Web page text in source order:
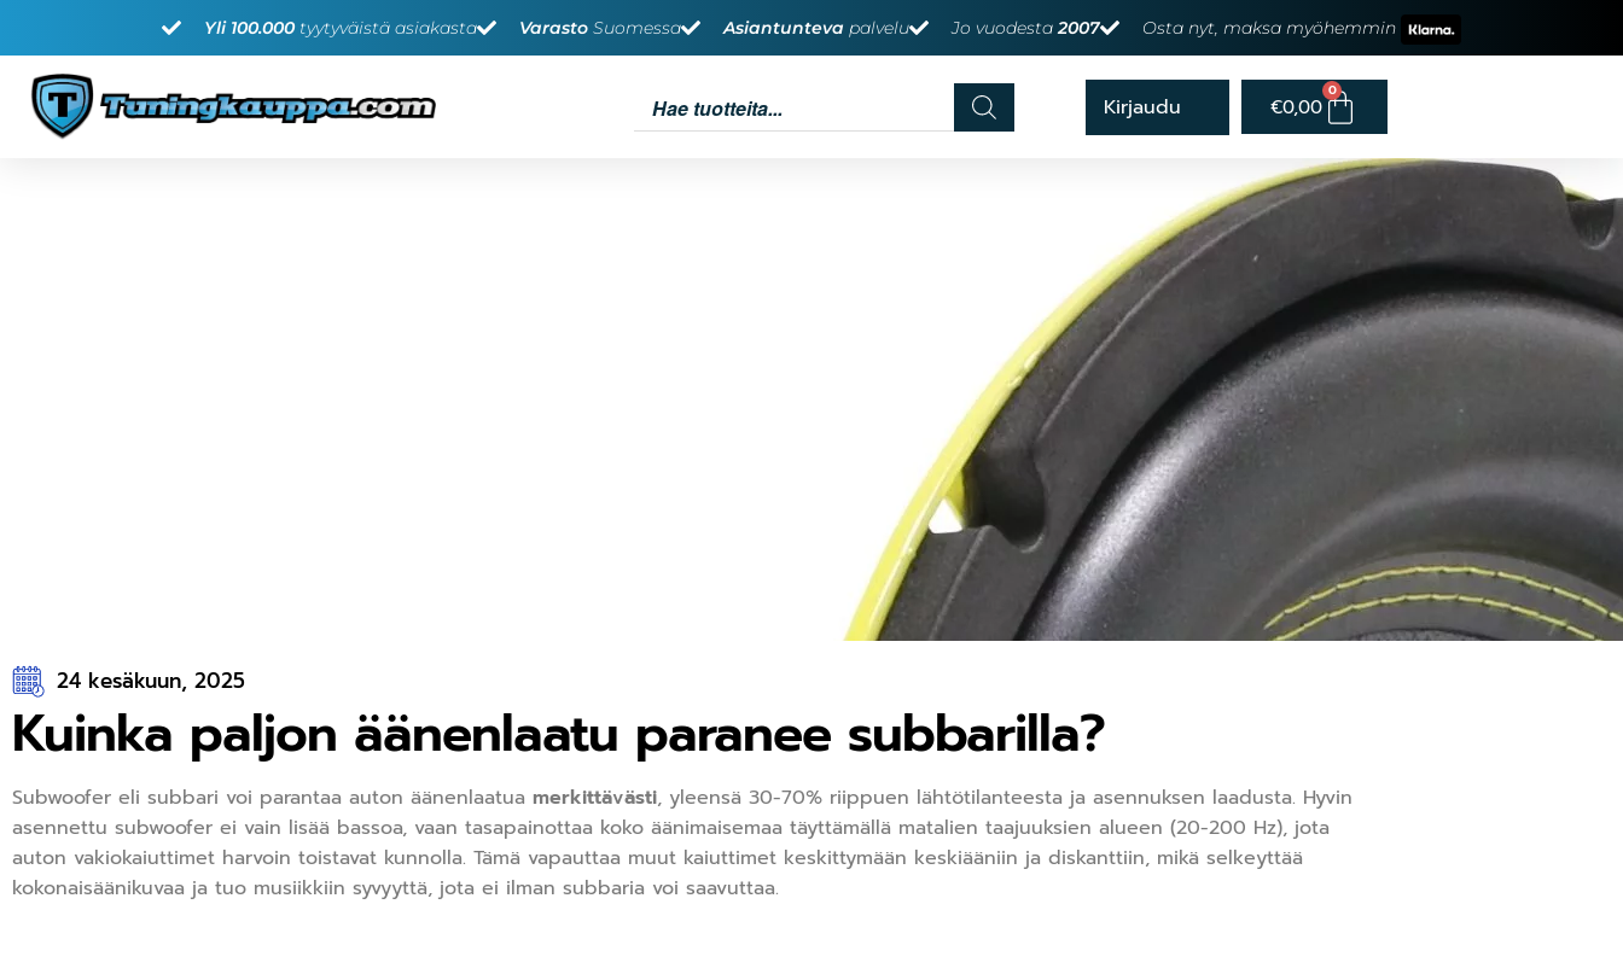
Yli 100.000 tyytyväistä asiakasta Varasto Suomessa Asiantunteva palvelu Jo vuodesta2007 Osta nyt, maksa myöhemmin
€0,00
0
24 kesäkuun, 2025
Kuinka paljon äänenlaatu paranee subbarilla?
Subwoofer eli subbari voi parantaa auton äänenlaatua merkittävästi, yleensä 30-70% riippuen lähtötilanteesta ja asennuksen laadusta. Hyvin
asennettu subwoofer ei vain lisää bassoa, vaan tasapainottaa koko äänimaisemaa täyttämällä matalien taajuuksien alueen (20-200 Hz), jota
auton vakiokaiuttimet harvoin toistavat kunnolla. Tämä vapauttaa muut kaiuttimet keskittymään keskiääniin ja diskanttiin, mikä selkeyttää
kokonaisäänikuvaa ja tuo musiikkiin syvyyttä, jota ei ilman subbaria voi saavuttaa.